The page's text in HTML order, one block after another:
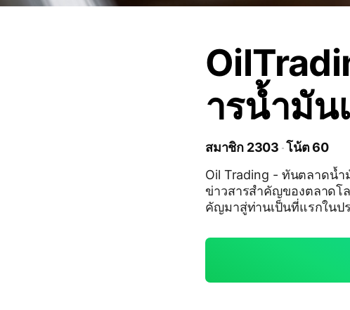
ารน้ำมัน
สมาชิก 2303 โน้ต 60
Oil Trading - ทันตลาดน้ำมันแ
ข่าวสารสำคัญของตลาดโ
คัญมาสู่ท่านเป็นที่แรกในประเทศให้ได้ครับ หาก